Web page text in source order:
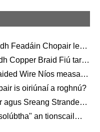
Feadáin Chopair le
Copper Braid Fiú tar
Wire Níos measa
is oiriúnaí a roghnú?
agus Sreang Stranded
an tionscail